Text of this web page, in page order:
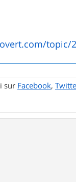
sur Facebook,